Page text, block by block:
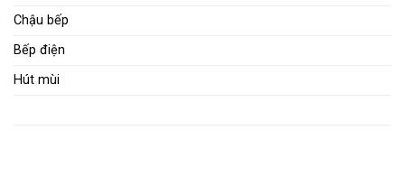
Chậu bếp
Bếp điện
Hút mùi